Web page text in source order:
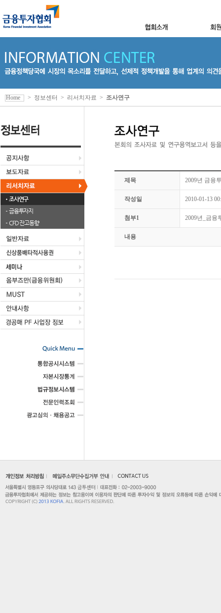
조사연구
금융투자지
CFD 잔고동향
Home > 정보센터 > 리서치자료 > 조사연구
제목 2009년 금융
작성일 2010-01-13
첨부1 2009년_금융
내용